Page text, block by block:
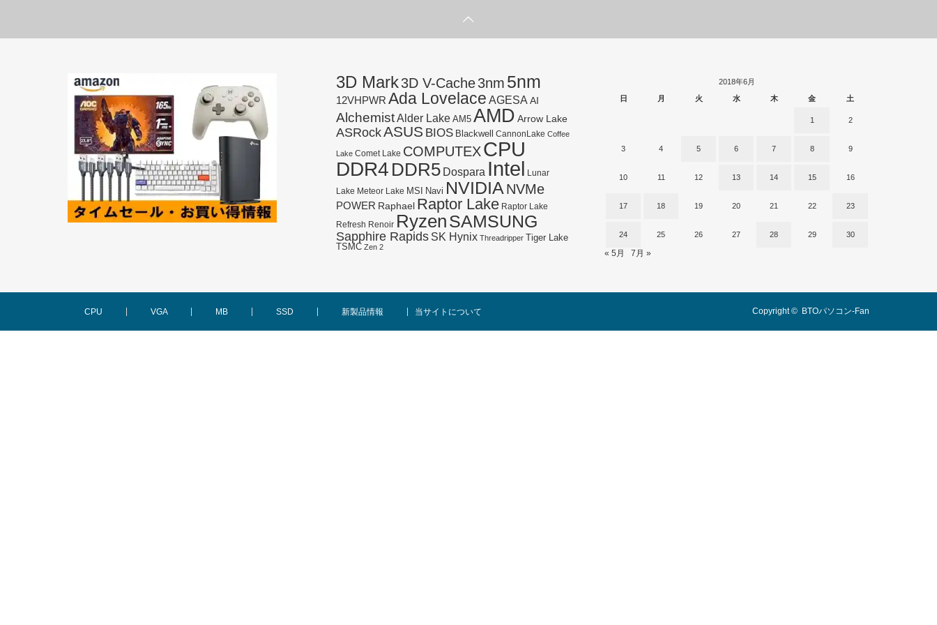
3D Mark3D V-Cache3nm 5nm
12VHPWR Ada Lovelace AGESA AI
AlchemistAlder Lake AM5 AMD Arrow Lake
ASRockASUS BIOS Blackwell CannonLake Coffee
Lake Comet Lake COMPUTEXCPU
DDR4 DDR5 Dospara Intel Lunar
Lake Meteor Lake MSI Navi NVIDIA NVMe
POWER Raphael Raptor Lake Raptor Lake
Refresh Renoir RyzenSAMSUNG
Sapphire Rapids SK Hynix Threadripper Tiger Lake
TSMC Zen 2
2018年6月
日
月 火 水 木 金 土
1 2
3 4 5 6 7 8 9
10 11 12 13 14 15 16
17 18 19 20 21 22 23
24 25 26 27 28 29 30
« 5月 7月 »
CPU VGA MB SSD 新製品情報 当サイトについて Copyright © BTOパソコン-Fan